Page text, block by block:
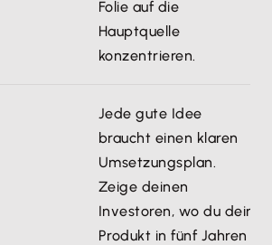
Folie auf die
Hauptquelle
konzentrieren.
Jede gute Idee
braucht einen klaren
Umsetzungsplan.
Zeige deinen
Investoren, wo du dein
Produkt in fünf Jahren